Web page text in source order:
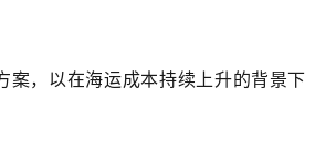
，以在海运成本持续上升的背景下